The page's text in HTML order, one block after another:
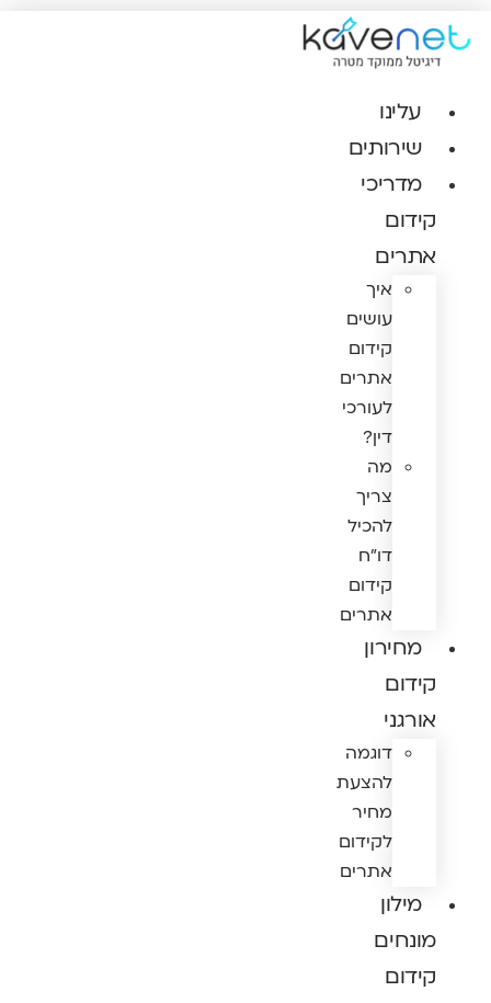
לתוכן
עלינו
שירותים
מדריכי
קידום
אתרים
איך
עושים
קידום
אתרים
לעורכי
דין?
מה
צריך
להכיל
דו"ח
קידום
אתרים
מחירון
קידום
אורגני
דוגמה
להצעת
מחיר
לקידום
אתרים
מילון
מונחים
קידום